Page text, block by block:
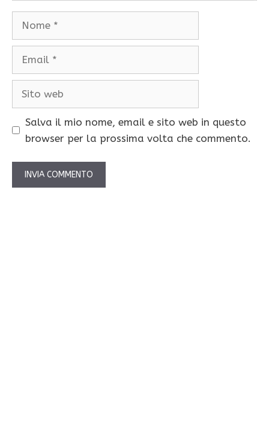
Salva il mio nome, email e sito web in questo
browser per la prossima volta che commento.